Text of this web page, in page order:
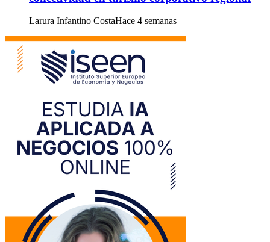
Larura Infantino CostaHace 4 semanas